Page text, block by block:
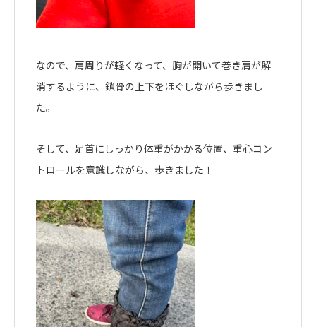
なので、肩周りが軽くなって、胸が開いて巻き肩が解
消するように、鎖骨の上下をほぐしながら歩きまし
た。
そして、足首にしっかり体重がかかる位置、重心コン
トロールを意識しながら、歩きました！